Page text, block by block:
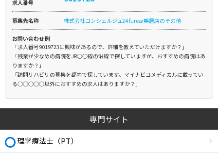
求人番号
募集先名称 株式会社コンシェルジュ24 fureai鴨居店のその他
お問い合わせ例
「求人番号9019723に興味があるので、詳細を教えていただけますか？」
「残業が少なめの病院をJR○○線の沿線で探していますが、おすすめの病院はあ
りますか？」
「訪問リハビリの募集を都内で探しています。マイナビコメディカルに載ってい
る○○○○○以外におすすめの求人はありますか？」
専門サイト
理学療法士（PT）